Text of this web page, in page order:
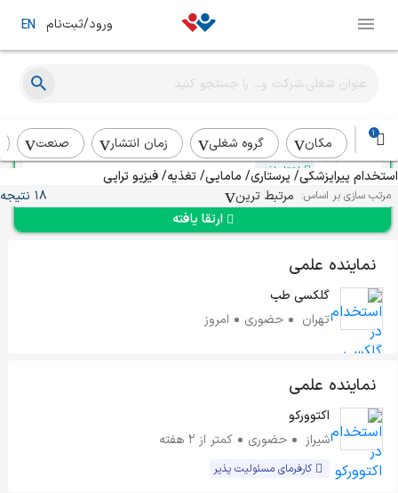
ورود/ثبت‌نام EN
1
مکان گروه شغلی زمان انتشار
صنعت
استخدام پیراپزشکی/ پرستاری/ مامایی/ تغذیه/ فیزیو تراپی
مرتب سازی بر اساس: مرتبط ترین 18 نتیجه
نماینده ارشد پزشکی
تهران بیش از یک ماه
ارتقا یافته
ارتقا یافته
نماینده علمی
گلکسی طب
تهران
حضوری امروز
نماینده علمی
اکتوورکو
شیراز
حضوری کمتر از ۲ هفته
کارفرمای مسئولیت پذیر